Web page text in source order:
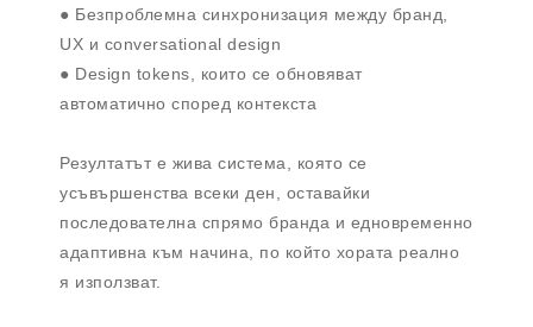
● Безпроблемна синхронизация между бранд,
UX и conversational design
● Design tokens, които се обновяват
автоматично според контекста
Резултатът е жива система, която се
усъвършенства всеки ден, оставайки
последователна спрямо бранда и едновременно
адаптивна към начина, по който хората реално
я използват.